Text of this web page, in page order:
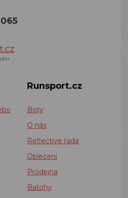
Runsport.cz
Boty
O nás
Reflective řada
Oblečení
Prodejna
Batohy